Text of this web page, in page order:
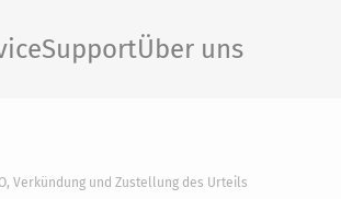
SupportÜber uns
Verkündung und Zustellung des Urteils